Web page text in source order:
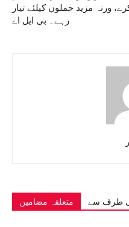
ورنہ مزید حملوں کیلئے تیار
رہے۔ بی ایل اے
متعلقہ مضامین طرف سے